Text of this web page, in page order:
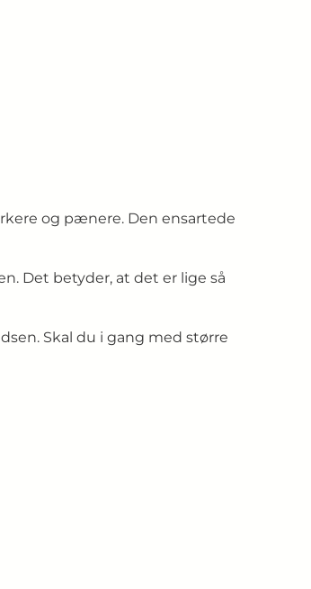
og pænere. Den ensartede
Det betyder, at det er lige så
Skal du i gang med større